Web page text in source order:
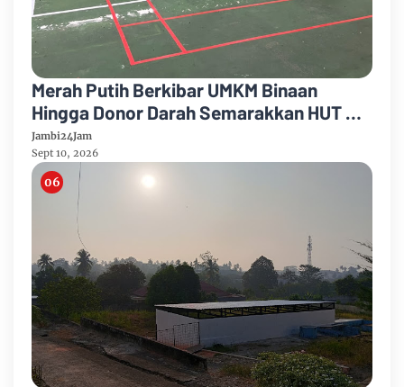
Merah Putih Berkibar UMKM Binaan
Hingga Donor Darah Semarakkan HUT RI
Ke-81 Di PTPN IV Regional IV
Jambi24Jam
Sept 10, 2026